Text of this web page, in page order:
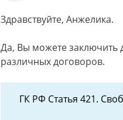
Здравствуйте, Анжелика.
Да, Вы можете заключить
различных договоров.
ГК РФ Статья 421.